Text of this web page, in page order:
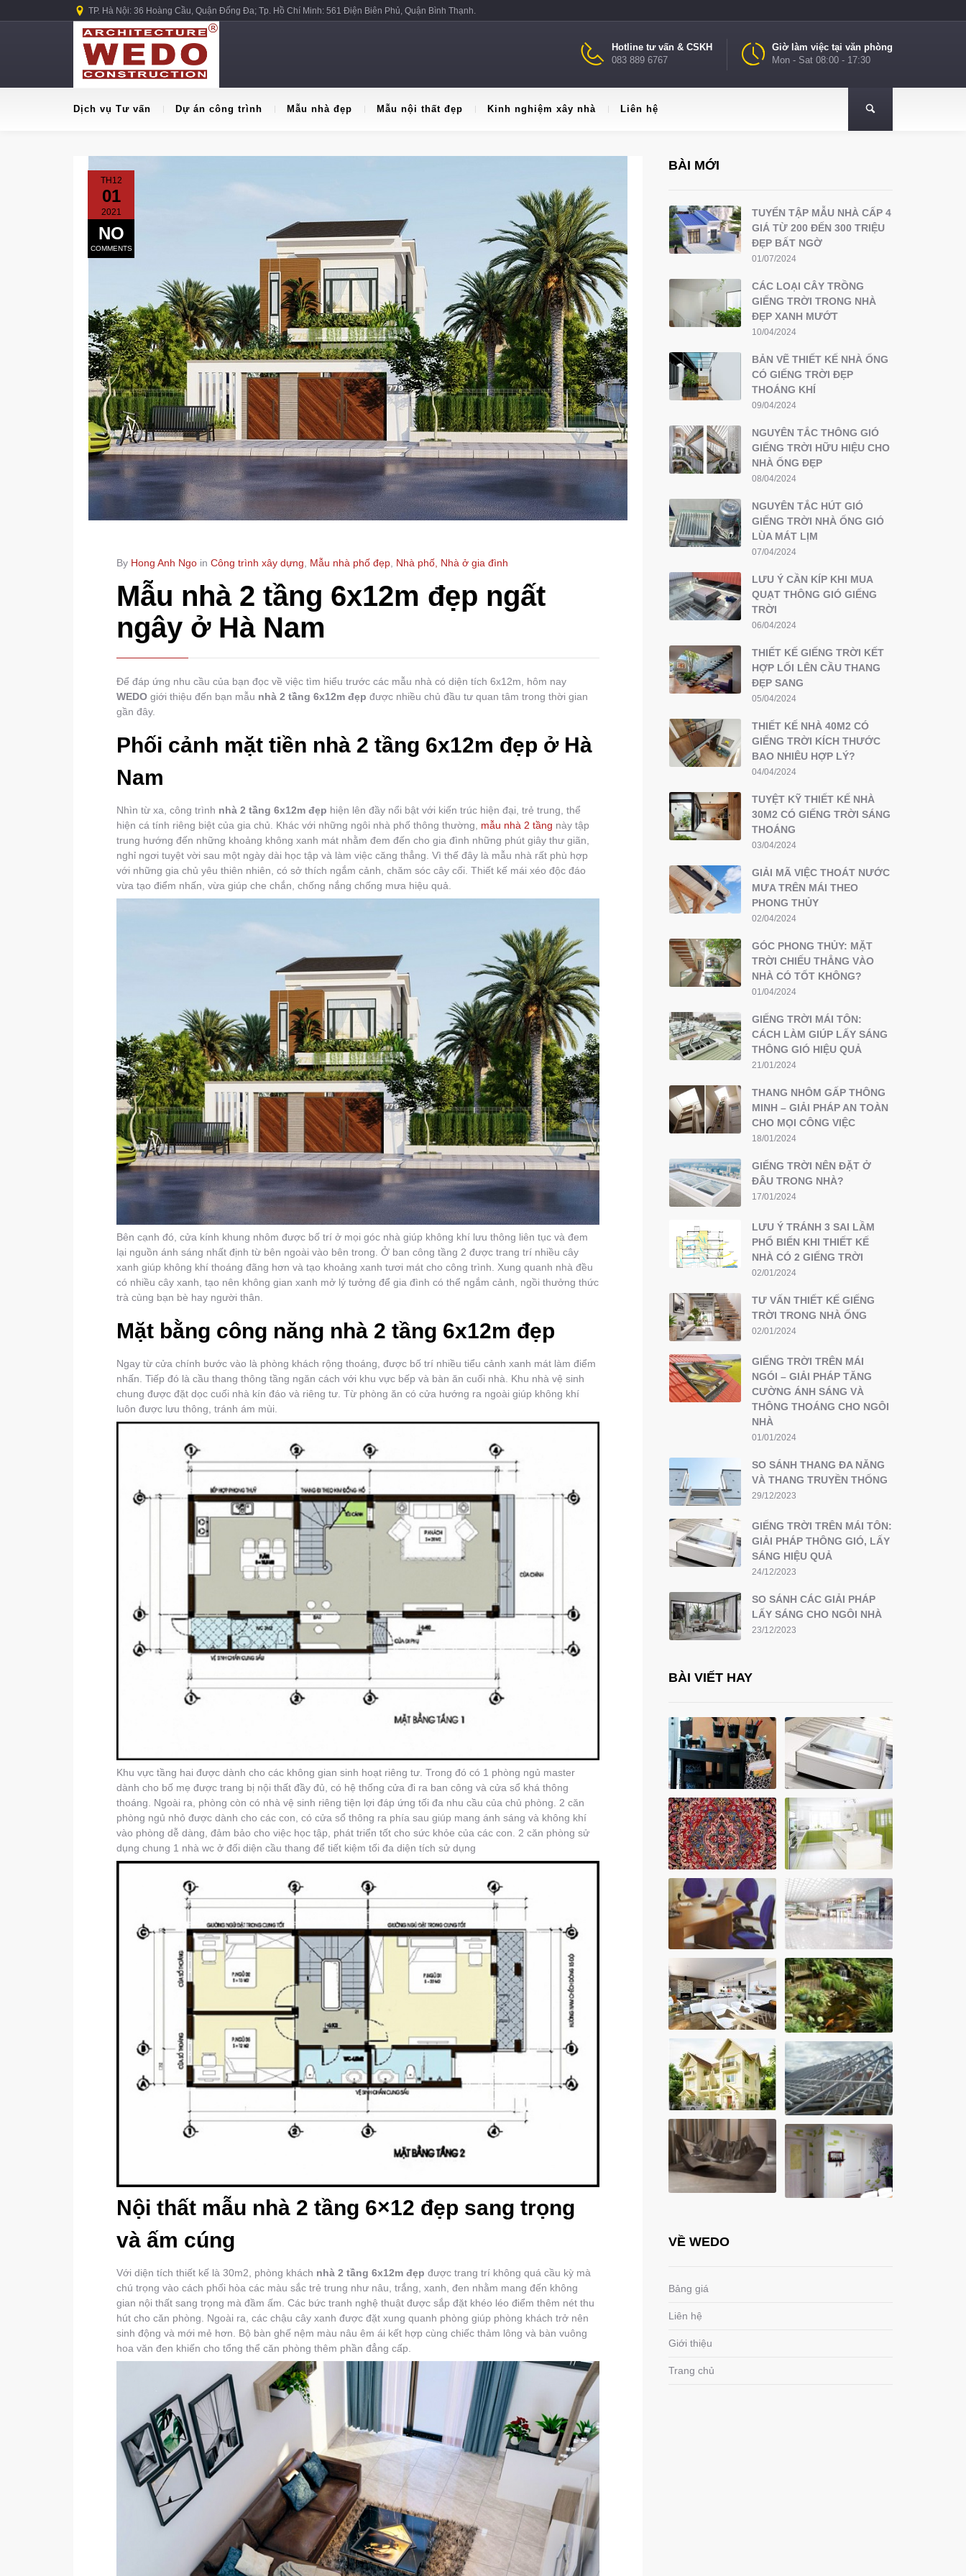
TP. Hà Nội: 36 Hoàng Cầu, Quận Đống Đa; Tp. Hồ Chí Minh: 561 Điện Biên Phủ, Quận Bình Thạnh.
Giờ làm việc tại văn phòng
Mon - Sat 08:00 - 17:30
Hotline tư vấn & CSKH
083 889 6767
Dịch vụ Tư vấn Dự án công trình Mẫu nhà đẹp Mẫu nội thất đẹp Kinh nghiệm xây nhà Liên hệ
TH12
01
2021
NO
COMMENTS
By Hong Anh Ngo in Công trình xây dựng Mẫu nhà phố đẹp Nhà phố, Nhà ở gia đình
Mẫu nhà 2 tầng 6x12m đẹp ngất
ngây ở Hà Nam
Để đáp ứng nhu cầu của bạn đọc về việc tìm hiểu trước các mẫu nhà có diện tích 6x12m, hôm nay
WEDO giới thiệu đến bạn mẫu nhà 2 tầng 6x12m đẹp được nhiều chủ đầu tư quan tâm trong thời gian
gần đây.
Phối cảnh mặt tiền nhà 2 tầng 6x12m đẹp ở Hà
Nam
Nhìn từ xa, công trình nhà 2 tầng 6x12m đẹp hiện lên đầy nổi bật với kiến trúc hiện đại, trẻ trung, thể
hiện cá tính riêng biệt của gia chủ. Khác với những ngôi nhà phố thông thường, mẫu nhà 2 tầng này tập
trung hướng đến những khoảng không xanh mát nhằm đem đến cho gia đình những phút giây thư giãn,
nghỉ ngơi tuyệt vời sau một ngày dài học tập và làm việc căng thẳng. Vì thế đây là mẫu nhà rất phù hợp
với những gia chủ yêu thiên nhiên, có sở thích ngắm cảnh, chăm sóc cây cối. Thiết kế mái xéo độc đáo
vừa tạo điểm nhấn, vừa giúp che chắn, chống nắng chống mưa hiệu quả.
Bên cạnh đó, cửa kính khung nhôm được bố trí ở mọi góc nhà giúp không khí lưu thông liên tục và đem
lại nguồn ánh sáng nhất định từ bên ngoài vào bên trong. Ở ban công tầng 2 được trang trí nhiều cây
xanh giúp không khí thoáng đãng hơn và tạo khoảng xanh tươi mát cho công trình. Xung quanh nhà đều
có nhiều cây xanh, tạo nên không gian xanh mở lý tưởng để gia đình có thể ngắm cảnh, ngồi thưởng thức
trà cùng bạn bè hay người thân.
Mặt bằng công năng nhà 2 tầng 6x12m đẹp
Ngay từ cửa chính bước vào là phòng khách rộng thoáng, được bố trí nhiều tiểu cảnh xanh mát làm điểm
nhấn. Tiếp đó là cầu thang thông tầng ngăn cách với khu vực bếp và bàn ăn cuối nhà. Khu nhà vệ sinh
chung được đặt dọc cuối nhà kín đáo và riêng tư. Từ phòng ăn có cửa hướng ra ngoài giúp không khí
luôn được lưu thông, tránh ám mùi.
Khu vực tầng hai được dành cho các không gian sinh hoạt riêng tư. Trong đó có 1 phòng ngủ master
dành cho bố mẹ được trang bị nội thất đầy đủ, có hệ thống cửa đi ra ban công và cửa sổ khá thông
thoáng. Ngoài ra, phòng còn có nhà vệ sinh riêng tiện lợi đáp ứng tối đa nhu cầu của chủ phòng. 2 căn
phòng ngủ nhỏ được dành cho các con, có cửa sổ thông ra phía sau giúp mang ánh sáng và không khí
vào phòng dễ dàng, đảm bảo cho việc học tập, phát triển tốt cho sức khỏe của các con. 2 căn phòng sử
dụng chung 1 nhà wc ở đối diện cầu thang để tiết kiệm tối đa diện tích sử dụng
Nội thất mẫu nhà 2 tầng 6×12 đẹp sang trọng
và ấm cúng
Với diện tích thiết kế là 30m2, phòng khách nhà 2 tầng 6x12m đẹp được trang trí không quá cầu kỳ mà
chú trọng vào cách phối hòa các màu sắc trẻ trung như nâu, trắng, xanh, đen nhằm mang đến không
gian nội thất sang trọng mà đầm ấm. Các bức tranh nghệ thuật được sắp đặt khéo léo điểm thêm nét thu
hút cho căn phòng. Ngoài ra, các chậu cây xanh được đặt xung quanh phòng giúp phòng khách trở nên
sinh động và mới mẻ hơn. Bộ bàn ghế nệm màu nâu êm ái kết hợp cùng chiếc thảm lông và bàn vuông
hoa văn đen khiến cho tổng thể căn phòng thêm phần đẳng cấp.
BÀI MỚI
TUYỂN TẬP MẪU NHÀ CẤP 4
GIÁ TỪ 200 ĐẾN 300 TRIỆU
ĐẸP BẤT NGỜ
01/07/2024
CÁC LOẠI CÂY TRỒNG
GIẾNG TRỜI TRONG NHÀ
ĐẸP XANH MƯỚT
10/04/2024
BẢN VẼ THIẾT KẾ NHÀ ỐNG
CÓ GIẾNG TRỜI ĐẸP
THOÁNG KHÍ
09/04/2024
NGUYÊN TẮC THÔNG GIÓ
GIẾNG TRỜI HỮU HIỆU CHO
NHÀ ỐNG ĐẸP
08/04/2024
NGUYÊN TẮC HÚT GIÓ
GIẾNG TRỜI NHÀ ỐNG GIÓ
LÙA MÁT LỊM
07/04/2024
LƯU Ý CẦN KÍP KHI MUA
QUẠT THÔNG GIÓ GIẾNG
TRỜI
06/04/2024
THIẾT KẾ GIẾNG TRỜI KẾT
HỢP LỐI LÊN CẦU THANG
ĐẸP SANG
05/04/2024
THIẾT KẾ NHÀ 40M2 CÓ
GIẾNG TRỜI KÍCH THƯỚC
BAO NHIÊU HỢP LÝ?
04/04/2024
TUYỆT KỸ THIẾT KẾ NHÀ
30M2 CÓ GIẾNG TRỜI SÁNG
THOÁNG
03/04/2024
GIẢI MÃ VIỆC THOÁT NƯỚC
MƯA TRÊN MÁI THEO
PHONG THỦY
02/04/2024
GÓC PHONG THỦY: MẶT
TRỜI CHIẾU THẲNG VÀO
NHÀ CÓ TỐT KHÔNG?
01/04/2024
GIẾNG TRỜI MÁI TÔN:
CÁCH LÀM GIÚP LẤY SÁNG
THÔNG GIÓ HIỆU QUẢ
21/01/2024
THANG NHÔM GẤP THÔNG
MINH – GIẢI PHÁP AN TOÀN
CHO MỌI CÔNG VIỆC
18/01/2024
GIẾNG TRỜI NÊN ĐẶT Ở
ĐÂU TRONG NHÀ?
17/01/2024
LƯU Ý TRÁNH 3 SAI LẦM
PHỔ BIẾN KHI THIẾT KẾ
NHÀ CÓ 2 GIẾNG TRỜI
02/01/2024
TƯ VẤN THIẾT KẾ GIẾNG
TRỜI TRONG NHÀ ỐNG
02/01/2024
GIẾNG TRỜI TRÊN MÁI
NGÓI – GIẢI PHÁP TĂNG
CƯỜNG ÁNH SÁNG VÀ
THÔNG THOÁNG CHO NGÔI
NHÀ
01/01/2024
SO SÁNH THANG ĐA NĂNG
VÀ THANG TRUYỀN THỐNG
29/12/2023
GIẾNG TRỜI TRÊN MÁI TÔN:
GIẢI PHÁP THÔNG GIÓ, LẤY
SÁNG HIỆU QUẢ
24/12/2023
SO SÁNH CÁC GIẢI PHÁP
LẤY SÁNG CHO NGÔI NHÀ
23/12/2023
BÀI VIẾT HAY
VỀ WEDO
Bảng giá
Liên hệ
Giới thiệu
Trang chủ